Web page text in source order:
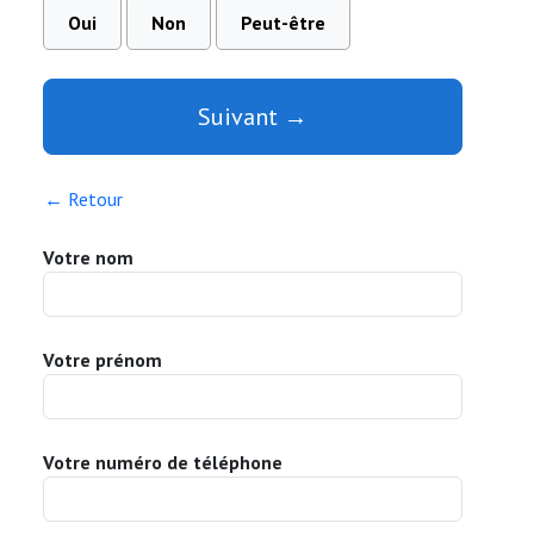
Oui Non Peut-être
Suivant →
← Retour
Votre nom
Votre prénom
Votre numéro de téléphone